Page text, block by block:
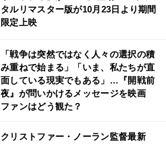
タルリマスター版が10月23日より期間
限定上映
「戦争は突然ではなく人々の選択の積
み重ねで始まる」「いま、私たちが直
面している現実でもある」…『開戦前
夜』が問いかけるメッセージを映画
ファンはどう観た？
クリストファー・ノーラン監督最新